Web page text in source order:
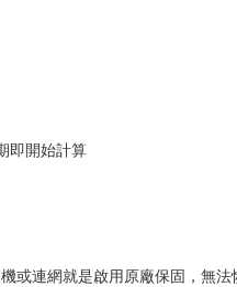
即開始計算
連網就是啟用原廠保固，無法